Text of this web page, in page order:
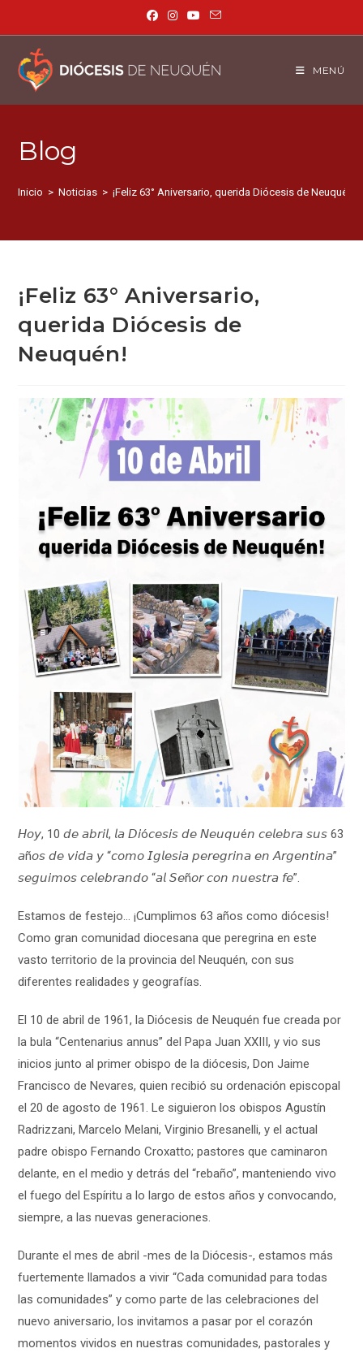
MENÚ
Blog
Inicio > Noticias > ¡Feliz 63° Aniversario, querida Diócesis de Neuquén!
¡Feliz 63° Aniversario,
querida Diócesis de
Neuquén!
𝘏𝘰𝘺, 10 𝘥𝘦 𝘢𝘣𝘳𝘪𝘭, 𝘭𝘢 𝘋𝘪ó𝘤𝘦𝘴𝘪𝘴 𝘥𝘦 𝘕𝘦𝘶𝘲𝘶é𝘯 𝘤𝘦𝘭𝘦𝘣𝘳𝘢 𝘴𝘶𝘴 63
𝘢ñ𝘰𝘴 𝘥𝘦 𝘷𝘪𝘥𝘢 𝘺 “𝘤𝘰𝘮𝘰 𝘐𝘨𝘭𝘦𝘴𝘪𝘢 𝘱𝘦𝘳𝘦𝘨𝘳𝘪𝘯𝘢 𝘦𝘯 𝘈𝘳𝘨𝘦𝘯𝘵𝘪𝘯𝘢”
𝘴𝘦𝘨𝘶𝘪𝘮𝘰𝘴 𝘤𝘦𝘭𝘦𝘣𝘳𝘢𝘯𝘥𝘰 “𝘢𝘭 𝘚𝘦ñ𝘰𝘳 𝘤𝘰𝘯 𝘯𝘶𝘦𝘴𝘵𝘳𝘢 𝘧𝘦”.
Estamos de festejo… ¡Cumplimos 63 años como diócesis!
Como gran comunidad diocesana que peregrina en este
vasto territorio de la provincia del Neuquén, con sus
diferentes realidades y geografías.
El 10 de abril de 1961, la Diócesis de Neuquén fue creada por
la bula “Centenarius annus” del Papa Juan XXIII, y vio sus
inicios junto al primer obispo de la diócesis, Don Jaime
Francisco de Nevares, quien recibió su ordenación episcopal
el 20 de agosto de 1961. Le siguieron los obispos Agustín
Radrizzani, Marcelo Melani, Virginio Bresanelli, y el actual
padre obispo Fernando Croxatto; pastores que caminaron
delante, en el medio y detrás del “rebaño”, manteniendo vivo
el fuego del Espíritu a lo largo de estos años y convocando,
siempre, a las nuevas generaciones.
Durante el mes de abril -mes de la Diócesis-, estamos más
fuertemente llamados a vivir “Cada comunidad para todas
las comunidades” y como parte de las celebraciones del
nuevo aniversario, los invitamos a pasar por el corazón
momentos vividos en nuestras comunidades, pastorales y